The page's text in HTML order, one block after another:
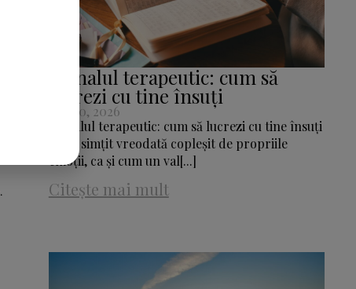
.
Jurnalul terapeutic: cum să
lucrezi cu tine însuți
July 30, 2026
Jurnalul terapeutic: cum să lucrezi cu tine însuți
Te-ai simțit vreodată copleșit de propriile
emoții, ca și cum un val[...]
Citește mai mult